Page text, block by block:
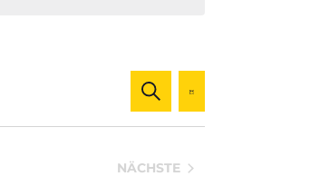
Suche
und
SUCHE
Ansichten-
LISTE
NÄCHSTE